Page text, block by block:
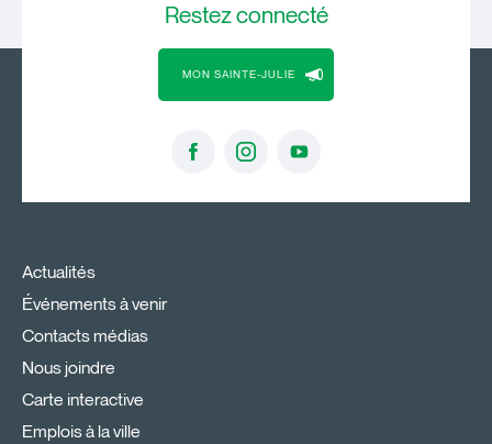
Restezconnecté
MON SAINTE-JULIE
Actualités
Événements à venir
Contacts médias
Nous joindre
Carte interactive
Emplois à la ville